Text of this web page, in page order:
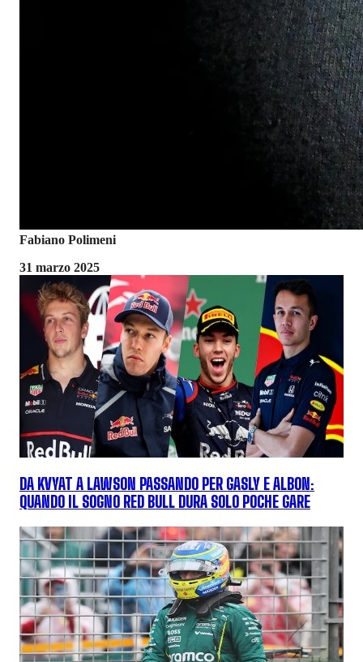
Fabiano Polimeni
31 marzo 2025
DA KVYAT A LAWSON PASSANDO PER GASLY E ALBON:
QUANDO IL SOGNO RED BULL DURA SOLO POCHE GARE